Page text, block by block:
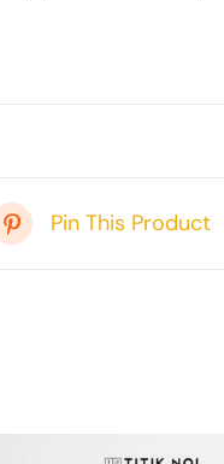
Pin This Product